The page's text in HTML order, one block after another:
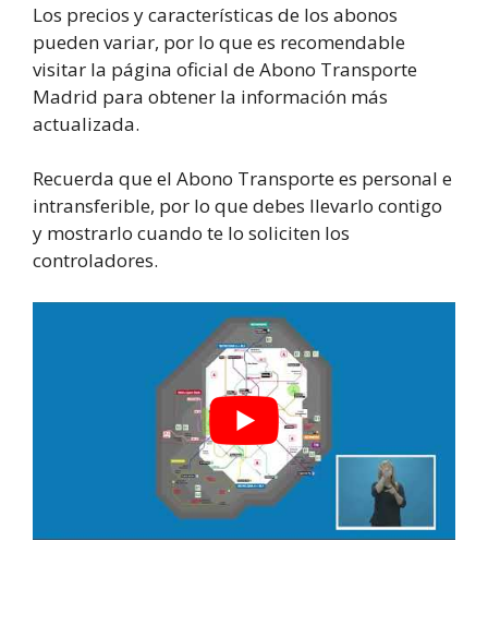
Los precios y características de los abonos
pueden variar, por lo que es recomendable
visitar la página oficial de Abono Transporte
Madrid para obtener la información más
actualizada.
Recuerda que el Abono Transporte es personal e
intransferible, por lo que debes llevarlo contigo
y mostrarlo cuando te lo soliciten los
controladores.